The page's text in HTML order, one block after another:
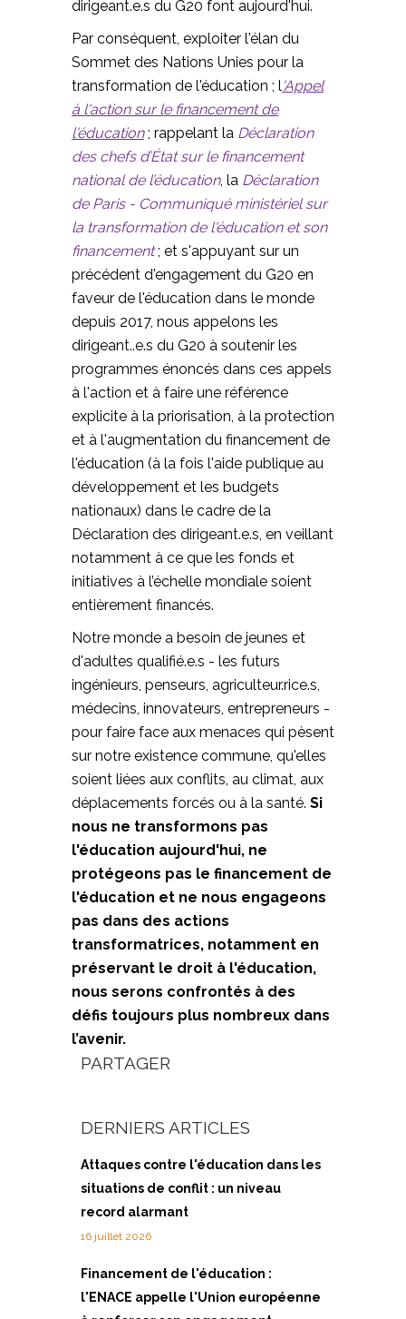
dirigeant.e.s du G20 font aujourd'hui.
Par conséquent, exploiter l'élan du
Sommet des Nations Unies pour la
transformation de l'éducation ; l'Appel
à l'action sur le financement de
l'éducation; rappelant la Déclaration
des chefs d’État sur le financement
national de l’éducation, la Déclaration
de Paris - Communiqué ministériel sur
la transformation de l'éducation et son
financement; et s'appuyant sur un
précédent d'engagement du G20 en
faveur de l'éducation dans le monde
depuis 2017, nous appelons les
dirigeant..e.s du G20 à soutenir les
programmes énoncés dans ces appels
à l'action et à faire une référence
explicite à la priorisation, à la protection
et à l'augmentation du financement de
l'éducation (à la fois l'aide publique au
développement et les budgets
nationaux) dans le cadre de la
Déclaration des dirigeant.e.s, en veillant
notamment à ce que les fonds et
initiatives à l’échelle mondiale soient
entièrement financés.
Notre monde a besoin de jeunes et
d'adultes qualifié.e.s - les futurs
ingénieurs, penseurs, agriculteur.rice.s,
médecins, innovateurs, entrepreneurs -
pour faire face aux menaces qui pèsent
sur notre existence commune, qu'elles
soient liées aux conflits, au climat, aux
déplacements forcés ou à la santé. Si
nous ne transformons pas
l'éducation aujourd'hui, ne
protégeons pas le financement de
l'éducation et ne nous engageons
pas dans des actions
transformatrices, notamment en
préservant le droit à l'éducation,
nous serons confrontés à des
défis toujours plus nombreux dans
l’avenir.
PARTAGER
DERNIERS ARTICLES
Attaques contre l'éducation dans les
situations de conflit : un niveau
record alarmant
16 juillet 2026
Financement de l'éducation :
l'ENACE appelle l'Union européenne